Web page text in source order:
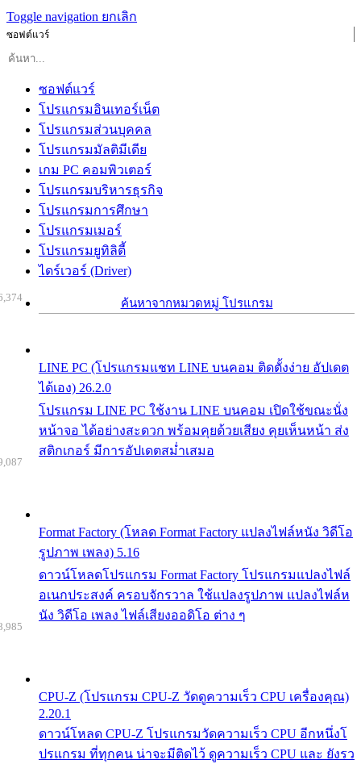
Toggle navigation ยกเลิก
ซอฟต์แวร์
ซอฟต์แวร์
โปรแกรมอินเทอร์เน็ต
โปรแกรมส่วนบุคคล
โปรแกรมมัลติมีเดีย
เกม PC คอมพิวเตอร์
โปรแกรมบริหารธุรกิจ
โปรแกรมการศึกษา
โปรแกรมเมอร์
โปรแกรมยูทิลิตี้
ไดร์เวอร์ (Driver)
ค้นหาจากหมวดหมู่ โปรแกรม
LINE PC (โปรแกรมแชท LINE บนคอม ติดตั้งง่าย อัปเดต
ได้เอง) 26.2.0
โปรแกรม LINE PC ใช้งาน LINE บนคอม เปิดใช้ขณะนั่ง
หน้าจอ ได้อย่างสะดวก พร้อมคุยด้วยเสียง คุยเห็นหน้า ส่ง
สติกเกอร์ มีการอัปเดตสม่ำเสมอ
Format Factory (โหลด Format Factory แปลงไฟล์หนัง วิดีโอ
รูปภาพ เพลง) 5.16
ดาวน์โหลดโปรแกรม Format Factory โปรแกรมแปลงไฟล์
อเนกประสงค์ ครอบจักรวาล ใช้แปลงรูปภาพ แปลงไฟล์ห
นัง วิดีโอ เพลง ไฟล์เสียงออดิโอ ต่าง ๆ
CPU-Z (โปรแกรม CPU-Z วัดดูความเร็ว CPU เครื่องคุณ)
2.20.1
ดาวน์โหลด CPU-Z โปรแกรมวัดความเร็ว CPU อีกหนึ่งโ
ปรแกรม ที่ทุกคน น่าจะมีติดไว้ ดูความเร็ว CPU และ ยังรว